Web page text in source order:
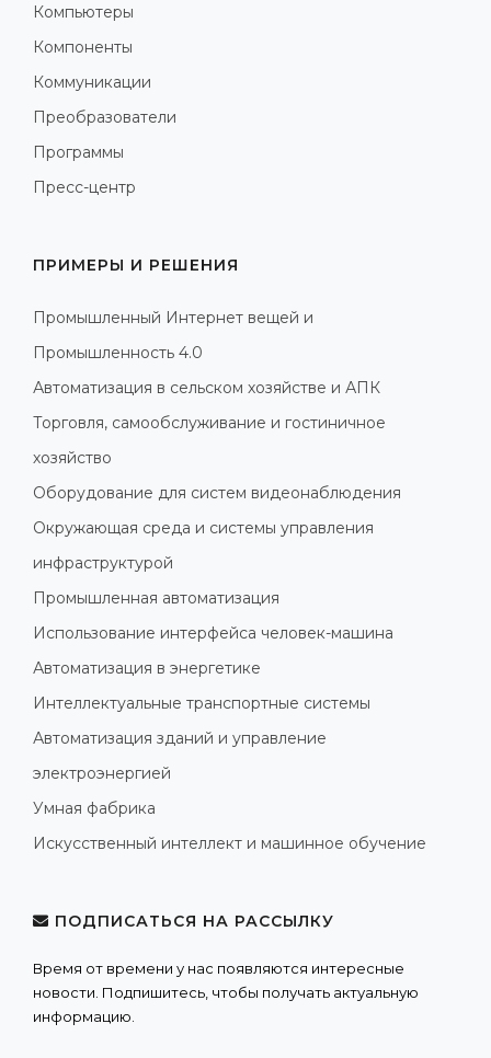
Компьютеры
Компоненты
Коммуникации
Преобразователи
Программы
Пресс-центр
ПРИМЕРЫ И РЕШЕНИЯ
Промышленный Интернет вещей и
Промышленность 4.0
Автоматизация в сельском хозяйстве и АПК
Торговля, самообслуживание и гостиничное
хозяйство
Оборудование для систем видеонаблюдения
Окружающая среда и системы управления
инфраструктурой
Промышленная автоматизация
Использование интерфейса человек-машина
Автоматизация в энергетике
Интеллектуальные транспортные системы
Автоматизация зданий и управление
электроэнергией
Умная фабрика
Искусственный интеллект и машинное обучение
ПОДПИСАТЬСЯ НА РАССЫЛКУ
Время от времени у нас появляются интересные
новости. Подпишитесь, чтобы получать актуальную
информацию.